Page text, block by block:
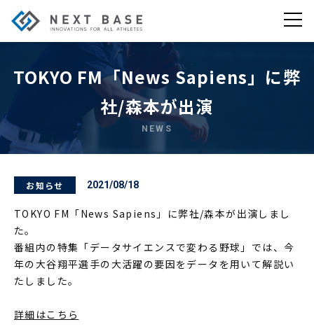
TOKYO FM「News Sapiens」に弊
社/森本が出演
NEWS
お知らせ 2021/08/18
TOKYO FM「News Sapiens」に弊社/森本が出演しまし
た。
番組内の特集「データサイエンスで変わる野球」では、今
年の大谷翔平選手の大活躍の要因をデータを用いて解説い
たしました。
詳細はこちら